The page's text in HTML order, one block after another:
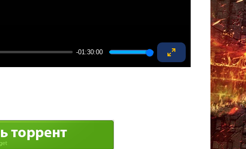
-01:30:00
Enter
fullscreen